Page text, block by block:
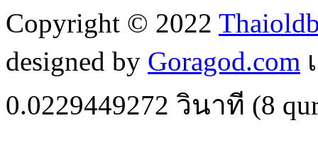
Copyright © 2022
designed by Goragod.com
0.0229449272 วินาที (8